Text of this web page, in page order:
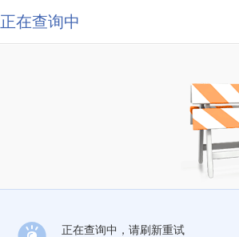
正在查询中
正在查询中，请刷新重试